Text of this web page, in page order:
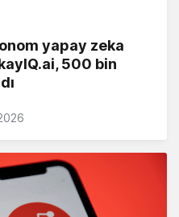
yapay zeka
500 bin